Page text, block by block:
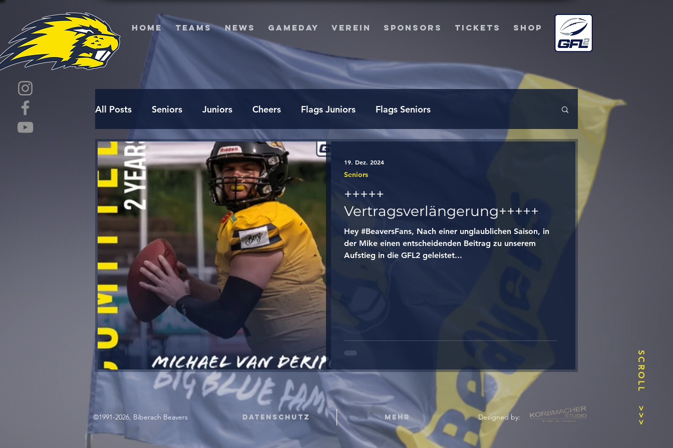
HOME TEAMS NEWS GAMEDAY VEREIN SPONSORS TICKETS SHOP
All Posts Seniors Juniors Cheers Flags Juniors Flags Seniors
+++++
Vertragsverlängerung+++++
Hey #BeaversFans, Nach einer unglaublichen Saison, in
der Mike einen entscheidenden Beitrag zu unserem
Aufstieg in die GFL2 geleistet...
Seniors
19. Dez. 2024
SCROLL
>>>
©1991-2026, Biberach Beavers Datenschutz Mehr Designed by: